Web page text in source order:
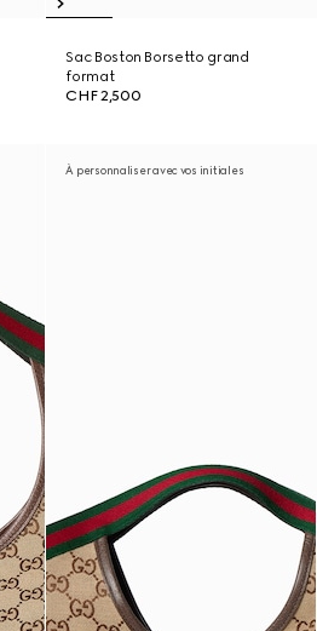
Sac Boston Borsetto grand
format
CHF 2,500
À personnaliser avec vos initiales